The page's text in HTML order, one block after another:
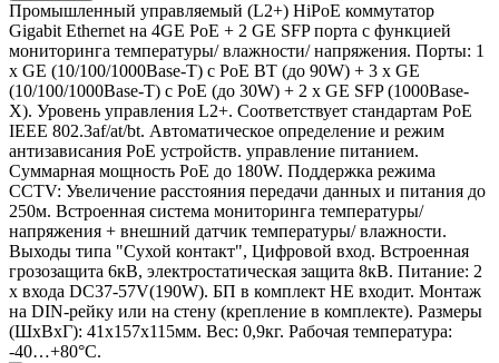
Промышленный управляемый (L2+) HiPoE коммутатор
Gigabit Ethernet на 4GE PoE + 2 GE SFP порта с функцией
мониторинга температуры/ влажности/ напряжения. Порты: 1
x GE (10/100/1000Base-T) с PoE BT (до 90W) + 3 x GE
(10/100/1000Base-T) с PoE (до 30W) + 2 x GE SFP (1000Base-
X). Уровень управления L2+. Соответствует стандартам PoE
IEEE 802.3af/at/bt. Автоматическое определение и режим
антизависания PoE устройств. управление питанием.
Суммарная мощность PoE до 180W. Поддержка режима
CCTV: Увеличение расстояния передачи данных и питания до
250м. Встроенная система мониторинга температуры/
напряжения + внешний датчик температуры/ влажности.
Выходы типа "Сухой контакт", Цифровой вход. Встроенная
грозозащита 6кВ, электростатическая защита 8кВ. Питание: 2
x входа DC37-57V(190W). БП в комплект НЕ входит. Монтаж
на DIN-рейку или на стену (крепление в комплекте). Размеры
(ШхВхГ): 41x157x115мм. Вес: 0,9кг. Рабочая температура:
-40…+80°С.